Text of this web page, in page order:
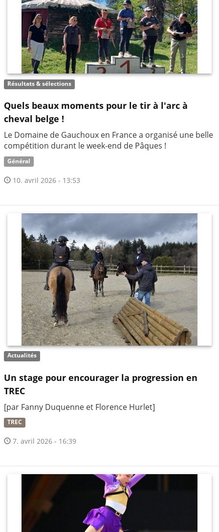
Résultats & sélections
Quels beaux moments pour le tir à l'arc à
cheval belge !
Le Domaine de Gauchoux en France a organisé une belle
compétition durant le week-end de Pâques !
Général
10. avril 2026 - 13:53
Actualités
Un stage pour encourager la progression en
TREC
[par Fanny Duquenne et Florence Hurlet]
TREC
7. avril 2026 - 16:39